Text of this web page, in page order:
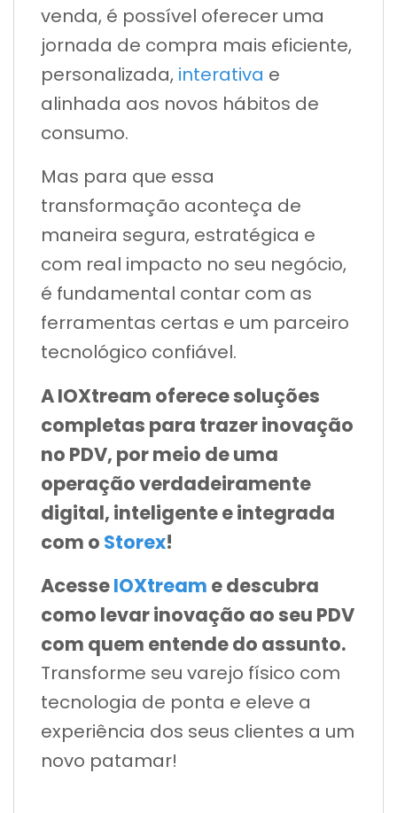
venda, é possível oferecer uma
jornada de compra mais eficiente,
personalizada, interativa e
alinhada aos novos hábitos de
consumo.
Mas para que essa
transformação aconteça de
maneira segura, estratégica e
com real impacto no seu negócio,
é fundamental contar com as
ferramentas certas e um parceiro
tecnológico confiável.
A IOXtream oferece soluções
completas para trazer inovação
no PDV, por meio de uma
operação verdadeiramente
digital, inteligente e integrada
com o Storex!
AcesseIOXtream e descubra
como levar inovação ao seu PDV
com quem entende do assunto.
Transforme seu varejo físico com
tecnologia de ponta e eleve a
experiência dos seus clientes a um
novo patamar!